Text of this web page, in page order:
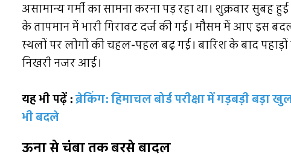
असामान्य गर्मी का सामना करना पड़ रहा था। शुक्रवार
के तापमान में भारी गिरावट दर्ज की गई। मौसम में आए इस
स्थलों पर लोगों की चहल-पहल बढ़ गई। बारिश के बाद पहाड़ों
निखरी नजर आई।
यह भी पढ़ें :ब्रेकिंग: हिमाचल बोर्ड परीक्षा में गड़बड़ी
भी बदले
ऊना से चंबा तक बरसे बादल